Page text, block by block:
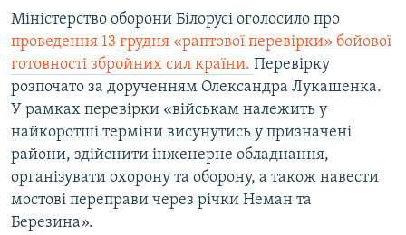
Міністерство оборони Білорусі оголосило про
проведення 13 грудня «раптової перевірки» бойової
готовності збройних сил країни. Перевірку
розпочато за дорученням Олександра Лукашенка.
У рамках перевірки «військам належить у
найкоротші терміни висунутись у призначені
райони, здійснити інженерне обладнання,
організувати охорону та оборону, а також навести
мостові переправи через річки Неман та
Березина».